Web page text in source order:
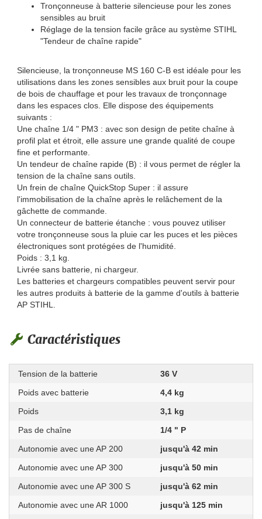
Tronçonneuse à batterie silencieuse pour les zones
sensibles au bruit
Réglage de la tension facile grâce au système STIHL
"Tendeur de chaîne rapide"
Silencieuse, la tronçonneuse MS 160 C-B est idéale pour les
utilisations dans les zones sensibles aux bruit pour la coupe
de bois de chauffage et pour les travaux de tronçonnage
dans les espaces clos. Elle dispose des équipements
suivants :
Une chaîne 1/4 " PM3 : avec son design de petite chaîne à
profil plat et étroit, elle assure une grande qualité de coupe
fine et performante.
Un tendeur de chaîne rapide (B) : il vous permet de régler la
tension de la chaîne sans outils.
Un frein de chaîne QuickStop Super : il assure
l'immobilisation de la chaîne après le relâchement de la
gâchette de commande.
Un connecteur de batterie étanche : vous pouvez utiliser
votre tronçonneuse sous la pluie car les puces et les pièces
électroniques sont protégées de l'humidité.
Poids : 3,1 kg.
Livrée sans batterie, ni chargeur.
Les batteries et chargeurs compatibles peuvent servir pour
les autres produits à batterie de la gamme d'outils à batterie
AP STIHL.
Caractéristiques
Tension de la batterie
36 V
Poids avec batterie
4,4 kg
Poids
3,1 kg
Pas de chaîne
1/4 " P
Autonomie avec une AP 200
jusqu'à 42 min
Autonomie avec une AP 300
jusqu'à 50 min
Autonomie avec une AP 300 S
jusqu'à 62 min
Autonomie avec une AR 1000
jusqu'à 125 min